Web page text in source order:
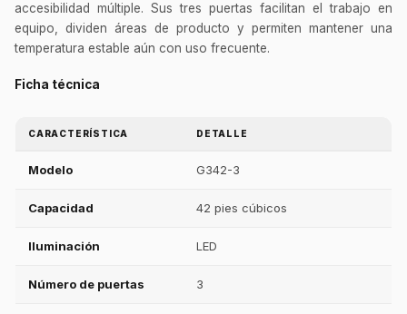
accesibilidad múltiple. Sus tres puertas facilitan el trabajo en
equipo, dividen áreas de producto y permiten mantener una
temperatura estable aún con uso frecuente.
Ficha técnica
CARACTERÍSTICA DETALLE
Modelo G342-3
Capacidad 42 pies cúbicos
Iluminación LED
Número de puertas 3